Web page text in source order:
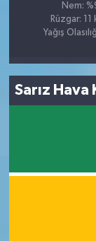
Nem:
Rüzgar: 11
Yağış
Sarız Hava